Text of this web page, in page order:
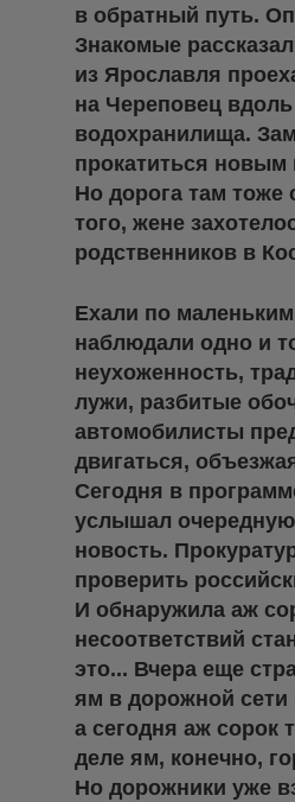
в обратный путь.
Знакомые
из Ярославля
на Череповец
водохранилища.
прокатиться
Но дорога там тоже
того, жене
родственников в
Ехали по
наблюдали одно и
неухоженность,
лужи, разбитые
автомобилисты
двигаться,
Сегодня в
услышал
новость.
проверить
И обнаружила аж
несоответствий
это... Вчера еще
ям в дорожной сети
а сегодня аж сорок
деле ям, конечно,
Но дорожники уже